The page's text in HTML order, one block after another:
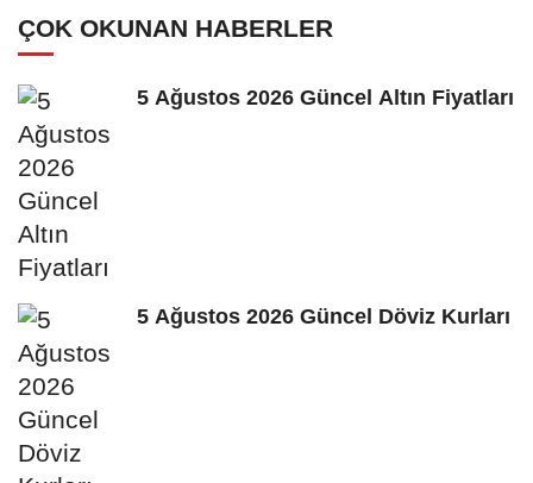
ÇOK OKUNAN HABERLER
5 Ağustos 2026 Güncel Altın Fiyatları
5 Ağustos 2026 Güncel Döviz Kurları